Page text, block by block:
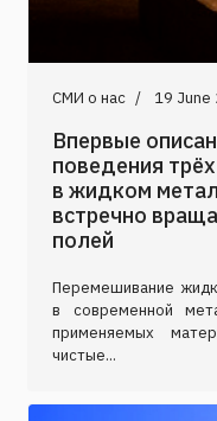
СМИ о нас 19 June
Впервые
поведения
в жидком
встречно
полей
Перемешивание
в современной
применяемых
чистые...